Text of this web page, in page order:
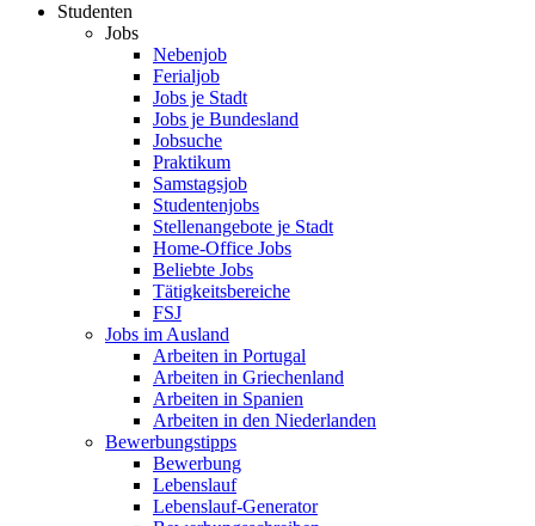
Studenten
Jobs
Nebenjob
Ferialjob
Jobs je Stadt
Jobs je Bundesland
Jobsuche
Praktikum
Samstagsjob
Studentenjobs
Stellenangebote je Stadt
Home-Office Jobs
Beliebte Jobs
Tätigkeitsbereiche
FSJ
Jobs im Ausland
Arbeiten in Portugal
Arbeiten in Griechenland
Arbeiten in Spanien
Arbeiten in den Niederlanden
Bewerbungstipps
Bewerbung
Lebenslauf
Lebenslauf-Generator